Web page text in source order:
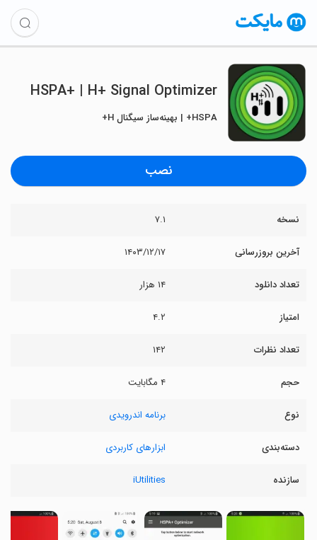
HSPA+ | H+ Signal Optimizer
HSPA+ | بهینه‌ساز سیگنال H+
نصب
نسخه ۷.۱
آخرین بروزرسانی ۱۴۰۳/۱۲/۱۷
تعداد دانلود ۱۴ هزار
امتیاز ۴.۲
تعداد نظرات ۱۴۲
حجم ۴ مگابایت
نوع برنامه اندرویدی
دسته‌بندی ابزارهای کاربردی
سازنده iUtilities